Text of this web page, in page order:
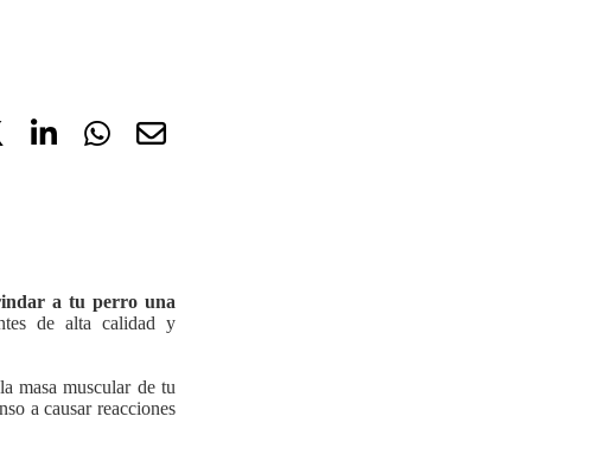
a tu perro una
de alta calidad y
masa muscular de tu
a causar reacciones